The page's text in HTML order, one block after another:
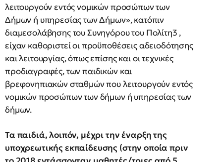
λειτουργούν εντός νομικών προσώπων των
Δήμων ή υπηρεσίας των Δήμων», κατόπιν
διαμεσολάβησης του Συνηγόρου του Πολίτη3 ,
είχαν καθοριστεί οι προϋποθέσεις αδειοδότησης
και λειτουργίας, όπως επίσης και οι τεχνικές
προδιαγραφές, των παιδικών και
βρεφονηπιακών σταθμών που λειτουργούν εντός
νομικών προσώπων των δήμων ή υπηρεσίας των
δήμων.
Τα παιδιά, λοιπόν, μέχρι την έναρξη της
υποχρεωτικής εκπαίδευσης (στην οποία πριν